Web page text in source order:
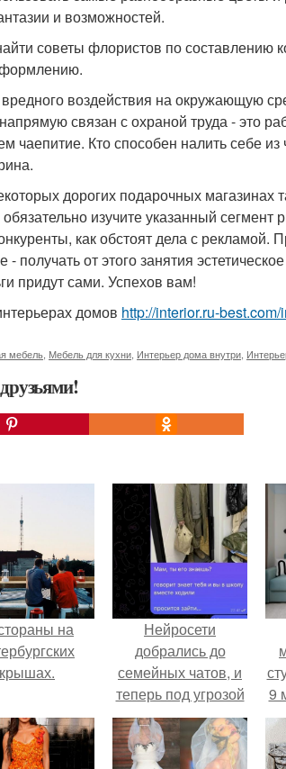
и возможностей.
советы флористов по составлению
воздействия на окружающую
связан с охраной труда - это
чаепитие. Кто способен налить себе из
дорогих подарочных магазинах
изучите указанный сегмент
как обстоят дела с рекламой.
получать от этого занятия
придут сами. Успехов вам!
домов http://interior.ru-
мебель Мебель для кухни Интерьер дома внутри
на
крышах.
Нейросети
добрались до
семейных чатов, и
теперь под угрозой
мамины нервы.
9